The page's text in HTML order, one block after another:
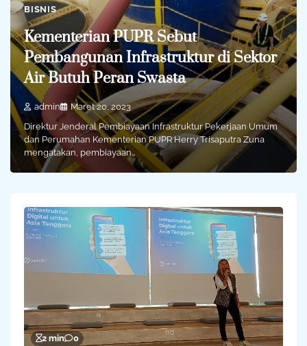
BISNIS
Kementerian PUPR Sebut
Pembangunan Infrastruktur di Sektor
Air Butuh Peran Swasta
admin
Maret 20, 2023
Direktur Jenderal Pembiayaan Infrastruktur Pekerjaan Umum
dan Perumahan Kementerian PUPR Herry Trisaputra Zuna
mengatakan, pembiayaan…
2 min 0